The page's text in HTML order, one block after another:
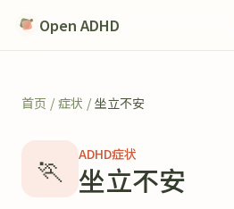
Open ADHD
首页 / 症状 / 坐立不安
🏃 ADHD症状
坐立不安